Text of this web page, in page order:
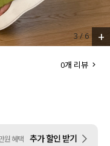
어
3/ 6 +
0개 리뷰
원 혜택 추가 할인 받기